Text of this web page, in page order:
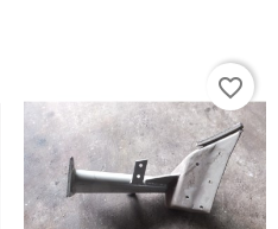
favorite_border